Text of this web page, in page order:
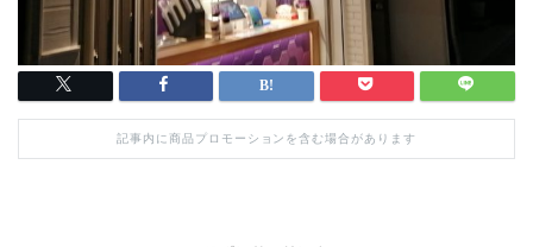
記事内に商品プロモーションを含む場合があります